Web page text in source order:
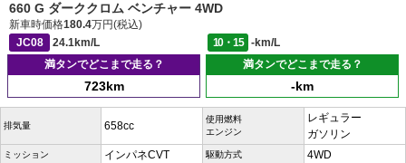
660 G ダーククロム ベンチャー 4WD
新車時価格180.4万円(税込)
JC08
24.1km/L 10・15
-km/L
満タンでどこまで走る？
723km
満タンでどこまで走る？
-km
排気量 658cc
使用燃料
エンジン
レギュラー
ガソリン
ミッション インパネCVT 駆動方式 4WD